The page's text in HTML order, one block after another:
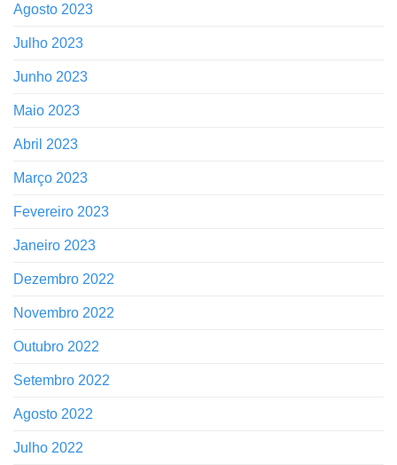
Agosto 2023
Julho 2023
Junho 2023
Maio 2023
Abril 2023
Março 2023
Fevereiro 2023
Janeiro 2023
Dezembro 2022
Novembro 2022
Outubro 2022
Setembro 2022
Agosto 2022
Julho 2022